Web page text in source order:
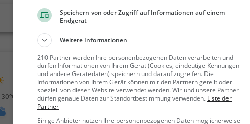
Gaststätten in der Nähe von
XO Bar
Cocktailbar in Krems an der
Donau
Krems an
der Donau, ...
Bar, Cock
tails, Snacks
/ Getränke
Speichern von oder Zugriff auf Informationen auf einem
Endgerät
Weitere Informationen
210 Partner werden Ihre personenbezogenen Daten verarbeiten und
dürfen Informationen von Ihrem Gerät (Cookies, eindeutige Kennungen
und andere Gerätedaten) speichern und darauf zugreifen. Die
Informationen von Ihrem Gerät können mit den Partnern geteilt oder
speziell von dieser Website verwendet werden. Wir und unsere Partner
dürfen genaue Daten zur Standortbestimmung verwenden. Liste der
Partner
Einige Anbieter nutzen Ihre personenbezogenen Daten möglicherweise